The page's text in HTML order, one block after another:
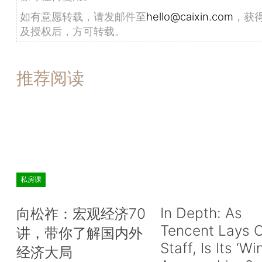
如有意愿转载，请发邮件至hello@caixin.com ，获
及授权后，方可转载。
推荐阅读
私房课
向松祚：宏观经济70
讲，带你了解国内外
经济大局
In Depth: As
Tencent Lays
Staff, Is Its